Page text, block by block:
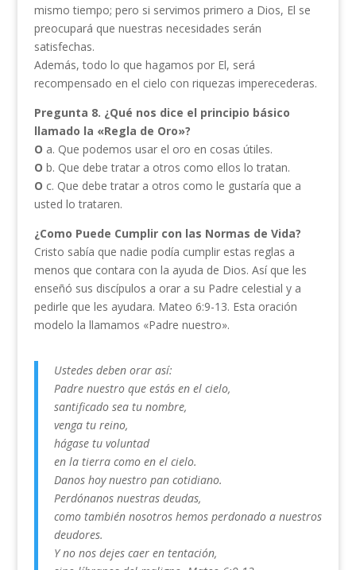
mismo tiempo; pero si servimos primero a Dios, El se
preocupará que nuestras necesidades serán
satisfechas.
Además, todo lo que hagamos por El, será
recompensado en el cielo con riquezas imperecederas.
Pregunta 8. ¿Qué nos dice el principio básico
llamado la «Regla de Oro»?
O a. Que podemos usar el oro en cosas útiles.
O b. Que debe tratar a otros como ellos lo tratan.
O c. Que debe tratar a otros como le gustaría que a
usted lo trataren.
¿Como Puede Cumplir con las Normas de Vida?
Cristo sabía que nadie podía cumplir estas reglas a
menos que contara con la ayuda de Dios. Así que les
enseñó sus discípulos a orar a su Padre celestial y a
pedirle que les ayudara. Mateo 6:9-13. Esta oración
modelo la llamamos «Padre nuestro».
Ustedes deben orar así:
Padre nuestro que estás en el cielo,
santificado sea tu nombre,
venga tu reino,
hágase tu voluntad
en la tierra como en el cielo.
Danos hoy nuestro pan cotidiano.
Perdónanos nuestras deudas,
como también nosotros hemos perdonado a nuestros
deudores.
Y no nos dejes caer en tentación,